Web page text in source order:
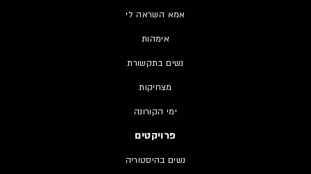
אמא השראה לי
אימהות
נשים בתקשורת
מצחיקות
ימי הקורונה
פרויקטים
נשים בהיסטוריה